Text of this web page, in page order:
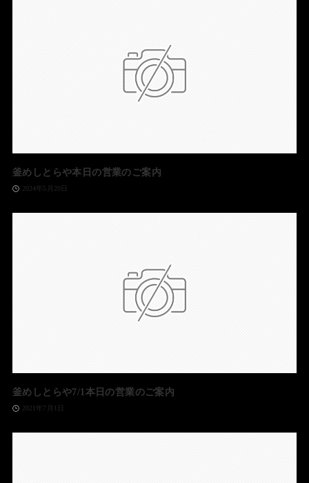
釜めしとらや本日の営業のご案内
2024年5月20日
釜めしとらや7/1本日の営業のご案内
2021年7月1日